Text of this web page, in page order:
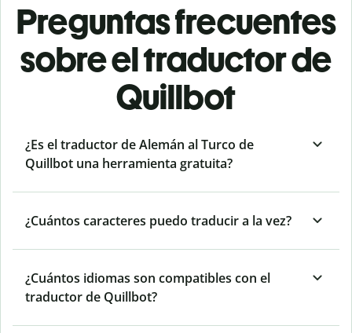
Preguntas frecuentes
sobre el traductor de
Quillbot
¿Es el traductor de Alemán al Turco de
Quillbot una herramienta gratuita?
¿Cuántos caracteres puedo traducir a la vez?
¿Cuántos idiomas son compatibles con el
traductor de Quillbot?